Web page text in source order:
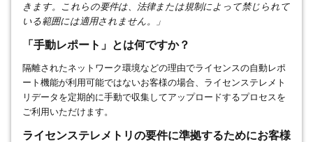
きます。これらの要件は、法律または規制によって禁じられて
いる範囲には適用されません。」
「手動レポート」とは何ですか？
隔離されたネットワーク環境などの理由でライセンスの自動レポ
ート機能が利用可能ではないお客様の場合、ライセンステレメト
リデータを定期的に手動で収集してアップロードするプロセスを
ご利用いただけます。
ライセンステレメトリの要件に準拠するためにお客様